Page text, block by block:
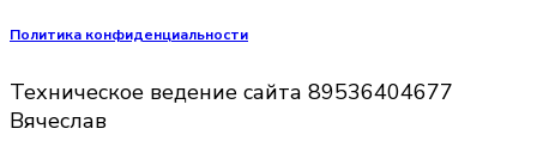
Политика конфиденциальности
Техническое ведение сайта 89536404677
Вячеслав